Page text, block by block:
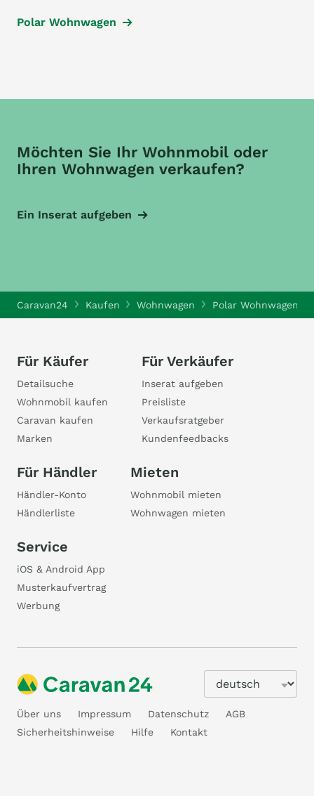
Polar Wohnwagen
Möchten Sie Ihr Wohnmobil oder
Ihren Wohnwagen verkaufen?
Ein Inserat aufgeben
Caravan24 Kaufen Wohnwagen Polar Wohnwagen
Für Käufer
Detailsuche
Wohnmobil kaufen
Caravan kaufen
Marken
Für Verkäufer
Inserat aufgeben
Preisliste
Verkaufsratgeber
Kundenfeedbacks
Für Händler
Händler-Konto
Händlerliste
Mieten
Wohnmobil mieten
Wohnwagen mieten
Service
iOS & Android App
Musterkaufvertrag
Werbung
Über uns Impressum Datenschutz
AGB
Sicherheitshinweise
Hilfe Kontakt